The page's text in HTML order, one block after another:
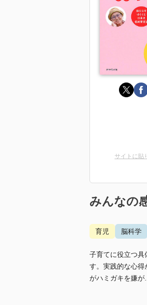
サイトに貼
みんなの
育児 脳科学
子育てに役立つ具
す。実践的な心得
がハミガキを嫌が...